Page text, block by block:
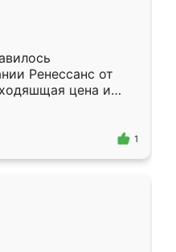
Ренессанс от
цена и
Приехавший
самый
1